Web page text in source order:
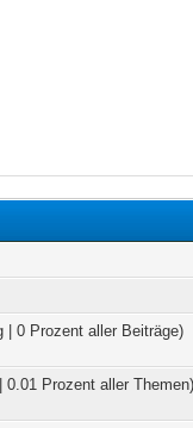
| 0 Prozent aller Beiträge)
0.01 Prozent aller Themen)